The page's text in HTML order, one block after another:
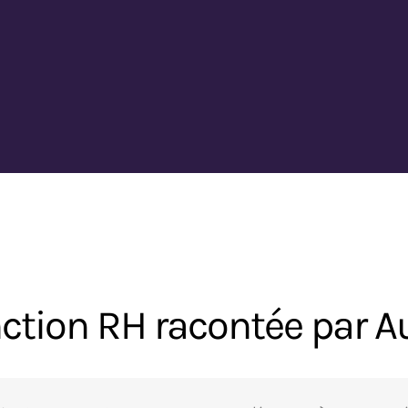
RH racontée par